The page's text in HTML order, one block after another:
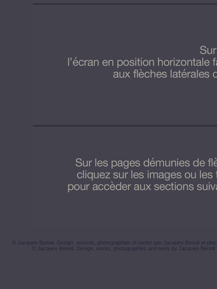
© Jacques Benoit. Design, œuvres, photographies et textes par Jacques Benoit et
© Jacques Benoit. Design, works, photographies and texts by Jacques